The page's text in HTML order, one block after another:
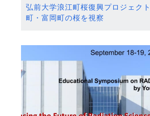
弘前大学浪江町桜復興プロジェク
町・富岡町の桜を視察